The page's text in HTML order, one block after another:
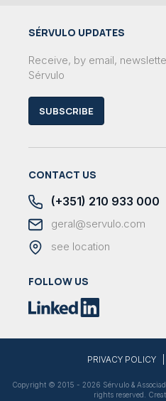
SÉRVULO UPDATES
Receive, by email,
Sérvulo
SUBSCRIBE
CONTACT US
(+351) 210 933 000
geral@servulo.com
see location
FOLLOW US
PRIVACY POLICY
Copyright © 2015 - 2026 Sérvulo &
rights reserved.